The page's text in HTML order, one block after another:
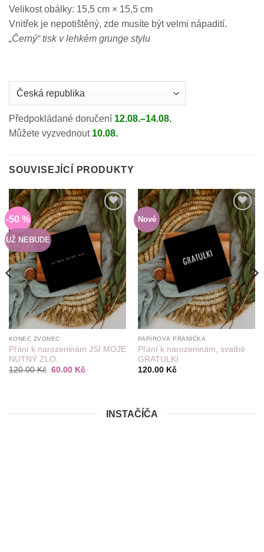
Velikost obálky: 15,5 cm × 15,5 cm
Vnitřek je nepotištěný, zde musíte být velmi nápadití.
„Černý“ tisk v lehkém grunge stylu
Country
region:
Předpokládané doručení 12.08.–14.08.
Můžete vyzvednout 10.08.
SOUVISEJÍCÍ PRODUKTY
-50 %
UŽ NEBUDE
Do
seznamu
přání
KONEC ZVONEC
Přání k narozeninám JSI MOJE
NUTNÝ ZLO.
120.00Kč Původní
60.00 KčAktuální
Nové
Do
seznamu
přání
PAPÍROVÁ PŘÁNÍČKA
Přání k narozeninám, svatbě
GRATULKI
120.00 Kč
INSTAČÍČA